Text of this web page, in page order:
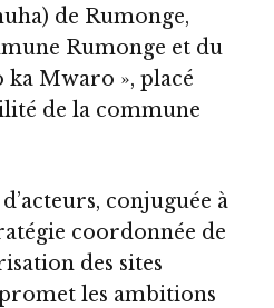
de Rumonge,
Rumonge et du
ka Mwaro », placé
de la commune
conjuguée à
coordonnée de
des sites
les ambitions